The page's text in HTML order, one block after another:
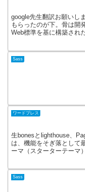
google先生翻訳お願いし
もらったのが下。骨は開
Web標準を基に構築され
Sass
ワードプレス
生bonesとlighthouse、
は、機能をそぎ落として
ーマ（スターターテーマ
Sass